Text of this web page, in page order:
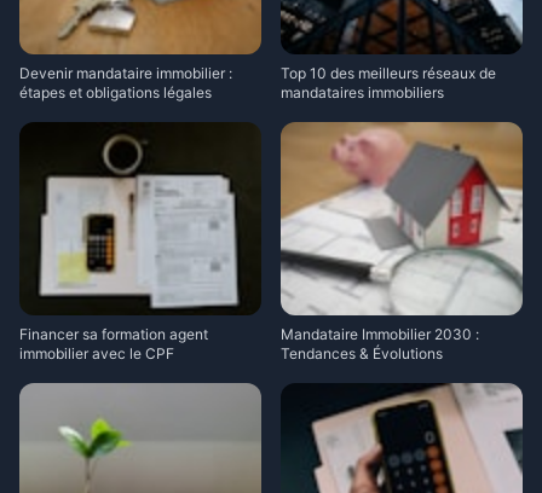
Devenir mandataire immobilier :
étapes et obligations légales
Top 10 des meilleurs réseaux de
mandataires immobiliers
Financer sa formation agent
immobilier avec le CPF
Mandataire Immobilier 2030 :
Tendances & Évolutions